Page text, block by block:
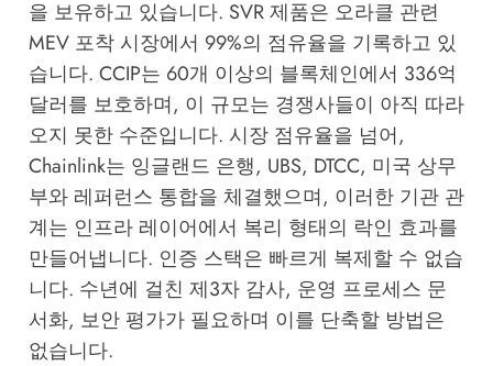
을 보유하고 있습니다. SVR 제품은 오라클 관련
MEV 포착 시장에서 99%의 점유율을 기록하고 있
습니다. CCIP는 60개 이상의 블록체인에서 336억
달러를 보호하며, 이 규모는 경쟁사들이 아직 따라
오지 못한 수준입니다. 시장 점유율을 넘어,
Chainlink는 잉글랜드 은행, UBS, DTCC, 미국 상무
부와 레퍼런스 통합을 체결했으며, 이러한 기관 관
계는 인프라 레이어에서 복리 형태의 락인 효과를
만들어냅니다. 인증 스택은 빠르게 복제할 수 없습
니다. 수년에 걸친 제3자 감사, 운영 프로세스 문
서화, 보안 평가가 필요하며 이를 단축할 방법은
없습니다.